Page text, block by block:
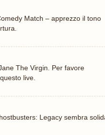
Match – apprezzo il tono
The Virgin. Per favore
live.
Legacy sembra